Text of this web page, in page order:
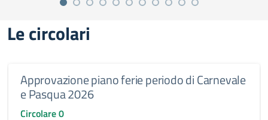
Le circolari
Approvazione piano ferie periodo di Carnevale
e Pasqua 2026
Circolare 0